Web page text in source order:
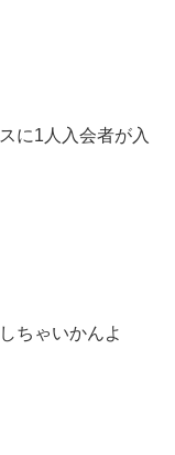
に1人入会者が入
ちゃいかんよ